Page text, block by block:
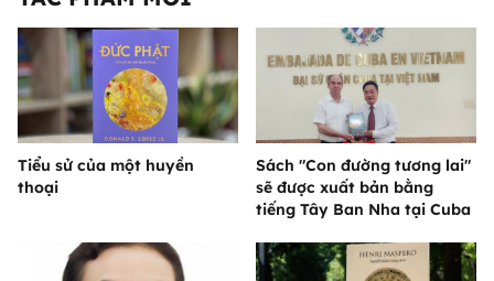
Tiểu sử của một huyền
thoại
Sách "Con đường tương lai"
sẽ được xuất bản bằng
tiếng Tây Ban Nha tại Cuba